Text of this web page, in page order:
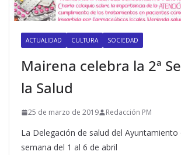
ACTUALIDAD CULTURA SOCIEDAD
Mairena celebra la 2ª
la Salud
25 de marzo de 2019 Redacción PM
La Delegación de salud del Ayuntamiento
semana del 1 al 6 de abril